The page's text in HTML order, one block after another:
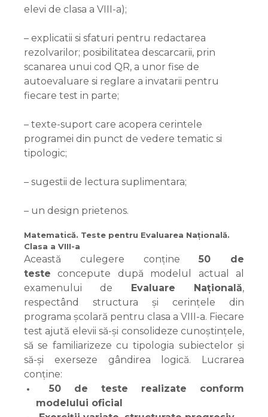
elevi de clasa a VIII-a);
– explicatii si sfaturi pentru redactarea
rezolvarilor; posibilitatea descarcarii, prin
scanarea unui cod QR, a unor fise de
autoevaluare si reglare a invatarii pentru
fiecare test in parte;
– texte-suport care acopera cerintele
programei din punct de vedere tematic si
tipologic;
– sugestii de lectura suplimentara;
– un design prietenos.
Matematică. Teste pentru Evaluarea Naţională.
Clasa a VIII-a
Această culegere conține50 de
teste concepute după modelul actual al
examenului de Evaluare Națională,
respectând structura și cerințele din
programa școlară pentru clasa a VIII-a. Fiecare
test ajută elevii să-și consolideze cunoștințele,
să se familiarizeze cu tipologia subiectelor și
să-și exerseze gândirea logică. Lucrarea
conține:
50 de teste realizate conform
modelului oficial